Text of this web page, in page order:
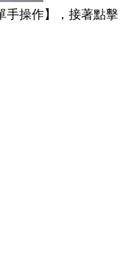
操作】，接著點擊